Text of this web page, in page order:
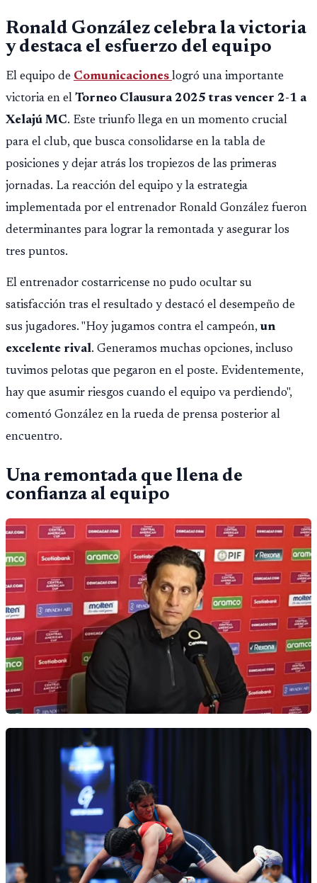
Ronald González celebra la victoria
y destaca el esfuerzo del equipo
El equipo de Comunicaciones logró una importante
victoria en el Torneo Clausura 2025 tras vencer 2-1 a
Xelajú MC. Este triunfo llega en un momento crucial
para el club, que busca consolidarse en la tabla de
posiciones y dejar atrás los tropiezos de las primeras
jornadas. La reacción del equipo y la estrategia
implementada por el entrenador Ronald González fueron
determinantes para lograr la remontada y asegurar los
tres puntos.
El entrenador costarricense no pudo ocultar su
satisfacción tras el resultado y destacó el desempeño de
sus jugadores. "Hoy jugamos contra el campeón, un
excelente rival. Generamos muchas opciones, incluso
tuvimos pelotas que pegaron en el poste. Evidentemente,
hay que asumir riesgos cuando el equipo va perdiendo",
comentó González en la rueda de prensa posterior al
encuentro.
Una remontada que llena de
confianza al equipo